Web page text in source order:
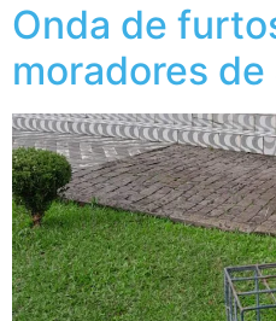
Onda de
moradores